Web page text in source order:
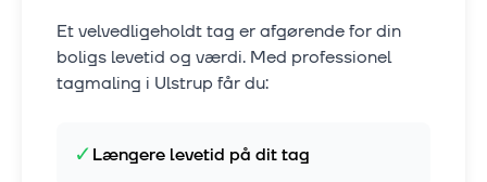
Et velvedligeholdt tag er afgørende for din
boligs levetid og værdi. Med professionel
tagmaling i Ulstrup får du:
✓Længere levetid på dit tag